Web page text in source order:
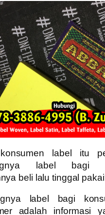
label itu
label bagi
beli lalu tinggal
label bagi
adalah informasi